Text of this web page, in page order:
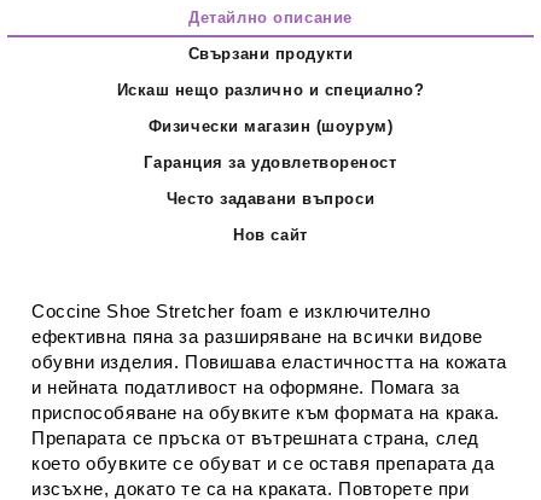
Детайлно описание
Свързани продукти
Искаш нещо различно и специално?
Физически магазин (шоурум)
Гаранция за удовлетвореност
Често задавани въпроси
Нов сайт
Coccine Shoe Stretcher foam е изключително
ефективна пяна за разширяване на всички видове
обувни изделия. Повишава еластичността на кожата
и нейната податливост на оформяне. Помага за
приспособяване на обувките към формата на крака.
Препарата се пръска от вътрешната страна, след
което обувките се обуват и се оставя препарата да
изсъхне, докато те са на краката. Повторете при